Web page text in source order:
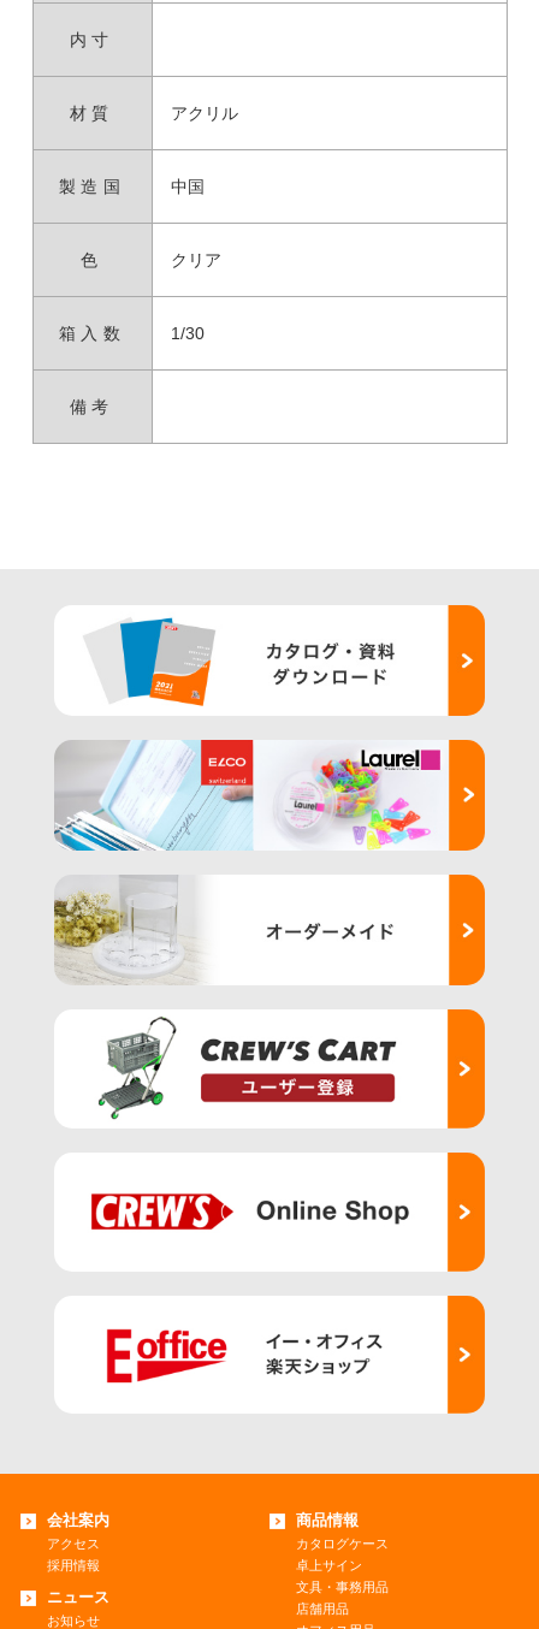
内寸
材質 アクリル
製造国 中国
色 クリア
箱入数 1/30
備考
会社案内
アクセス
採用情報
ニュース
お知らせ
商品情報
カタログケース
卓上サイン
文具・事務用品
店舗用品